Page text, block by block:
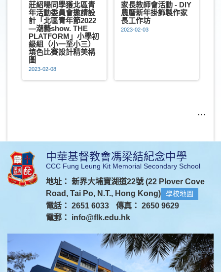
莊紹暘同學獲北區青
年活動委員會邀請設
計「北區青年節2022
—潮藝show. THE
PLATFORM」小學初
級組（小一至小三）
填色比賽設計精美構
圖
2023-02-08
家長教師會活動 - DlY
農曆新年掛飾製作家
長工作坊
2023-02-03
...
中華基督教會馮梁結紀念中學
CCC Fung Leung Kit Memorial Secondary School
地址： 新界大埔寶湖道22號 (22 Plover Cove
Road, Tai Po, N.T., Hong Kong)
學校地圖
電話： 2651 6033
傳真： 2650 9629
電郵： info@flk.edu.hk